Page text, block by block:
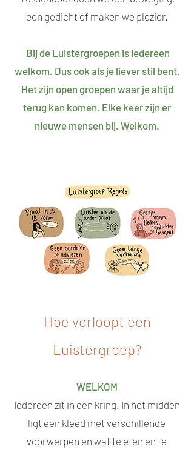
een gedicht of maken we plezier.
Bij de Luistergroepen is iedereen
welkom. Dus ook als je liever stil bent.
Het zijn open groepen waar je altijd
terug kan komen. Elke keer zijn er
nieuwe mensen bij. Welkom.
Hoe verloopt een
Luistergroep?
WELKOM
Iedereen zit in een kring. In het midden
ligt een kleed met verschillende
voorwerpen en wat te eten en te